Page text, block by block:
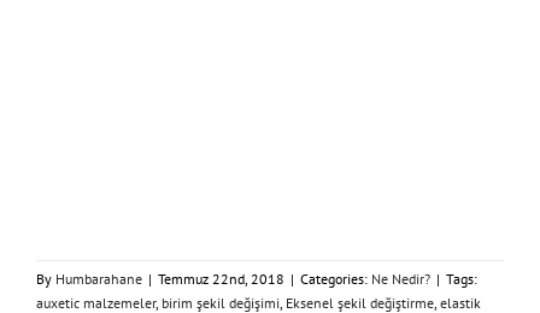
By Humbarahane | Temmuz 22nd, 2018 | Categories: Ne Nedir? | Tags:
auxetic malzemeler, birim şekil değişimi Eksenel şekil değiştirme elastik